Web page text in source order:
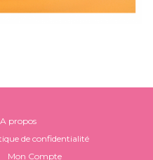
A propos
de confidentialité
Mon Compte